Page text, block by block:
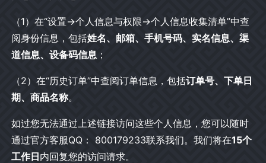
（1）在“设置→个人信息与权限→个人信息收集清单”中查
阅身份信息，包括姓名、邮箱、手机号码、实名信息、渠
道信息、设备码信息 ；
（2）在“历史订单”中查阅订单信息，包括订单号、下单日
期、商品名称。
如过您无法通过上述链接访问这些个人信息，您可以随时
通过官方客服QQ： 800179233联系我们。我们将在15个
工作日内回复您的访问请求。